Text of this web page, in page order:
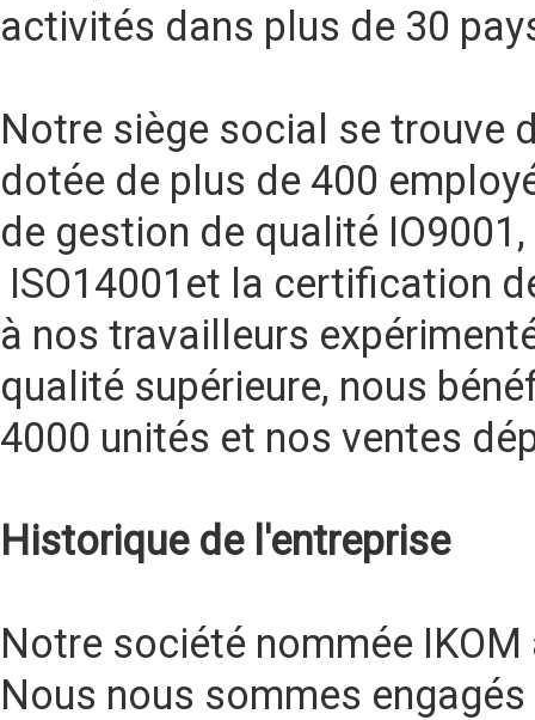
activités dans plus de 30
Notre siège social se trouve
dotée de plus de 400
de gestion de qualité
ISO14001et la certification
à nos travailleurs
qualité supérieure, nous
4000 unités et nos ventes
Historique de l'entreprise
Notre société nommée
Nous nous sommes